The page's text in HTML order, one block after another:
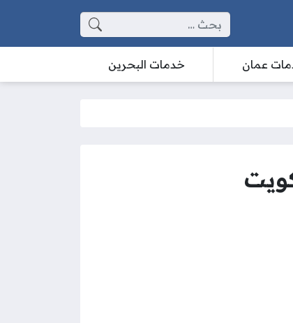
البحث عن:
عمان خدمات البحرين